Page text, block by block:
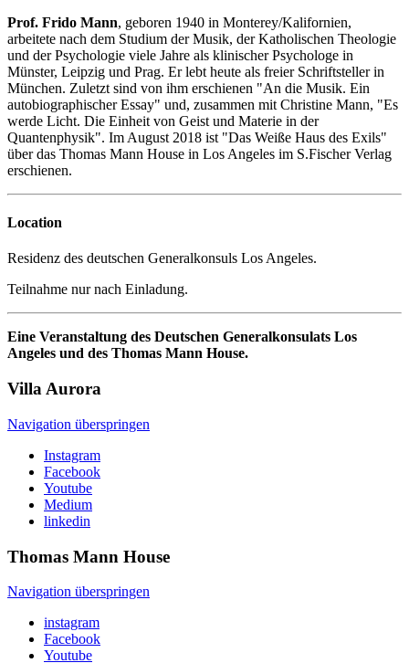
Prof. Frido Mann, geboren 1940 in Monterey/Kalifornien,
arbeitete nach dem Studium der Musik, der Katholischen Theologie
und der Psychologie viele Jahre als klinischer Psychologe in
Münster, Leipzig und Prag. Er lebt heute als freier Schriftsteller in
München. Zuletzt sind von ihm erschienen "An die Musik. Ein
autobiographischer Essay" und, zusammen mit Christine Mann, "Es
werde Licht. Die Einheit von Geist und Materie in der
Quantenphysik". Im August 2018 ist "Das Weiße Haus des Exils"
über das Thomas Mann House in Los Angeles im S.Fischer Verlag
erschienen.
Location
Residenz des deutschen Generalkonsuls Los Angeles.
Teilnahme nur nach Einladung.
Eine Veranstaltung des Deutschen Generalkonsulats Los
Angeles und des Thomas Mann House.
Villa Aurora
Navigation überspringen
Instagram
Facebook
Youtube
Medium
linkedin
Thomas Mann House
Navigation überspringen
instagram
Facebook
Youtube